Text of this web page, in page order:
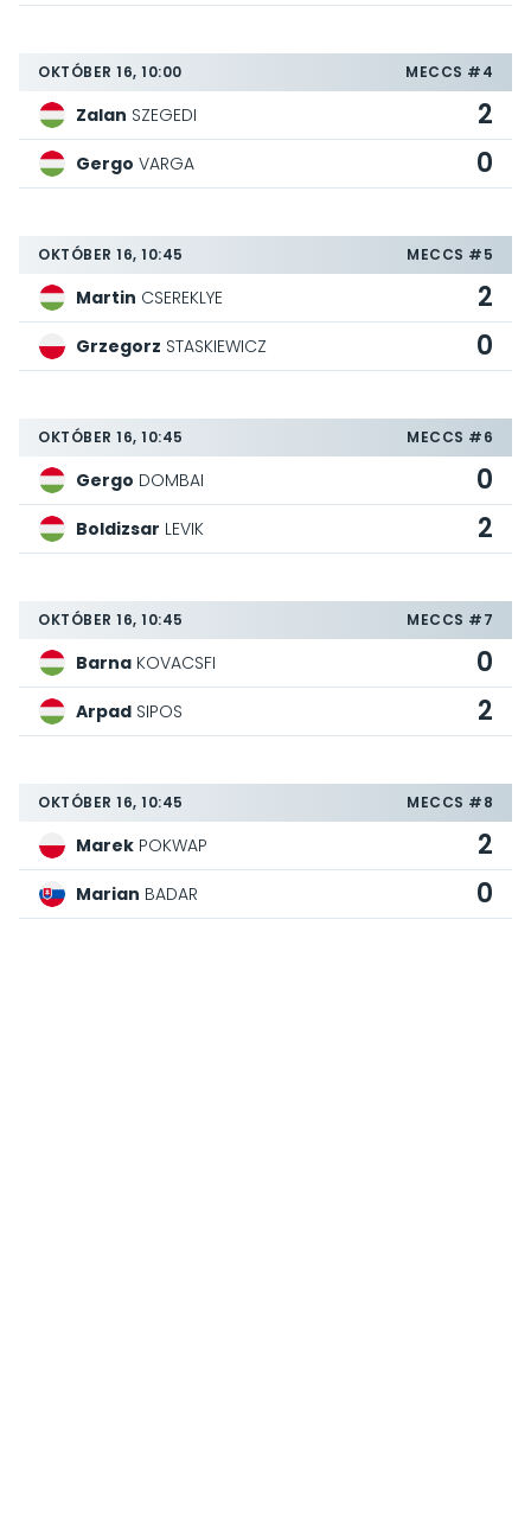
OKTÓBER 16, 10:00 MECCS #4
Zalan SZEGEDI 2
Gergo VARGA 0
OKTÓBER 16, 10:45 MECCS #5
Martin CSEREKLYE 2
Grzegorz STASKIEWICZ 0
OKTÓBER 16, 10:45 MECCS #6
Gergo DOMBAI 0
Boldizsar LEVIK 2
OKTÓBER 16, 10:45 MECCS #7
Barna KOVACSFI 0
Arpad SIPOS 2
OKTÓBER 16, 10:45 MECCS #8
Marek POKWAP 2
Marian BADAR 0